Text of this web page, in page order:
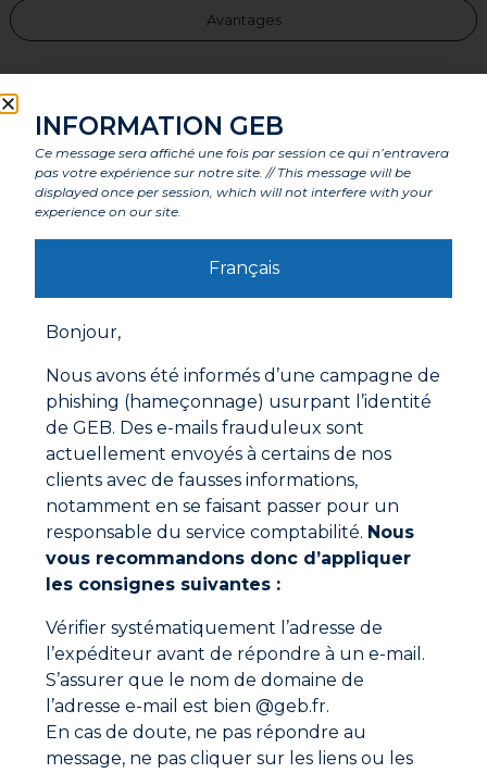
Avantages
Composants
Mode d'emploi
Nettoyer les raccords avec du rouleau d’atelier ou
de la laine d’acier.
Enduire les parties mâle et femelle à souder avec la
graisse décapante HAMPTON
Emboîter les deux parties à souder.
Chauffer le tube, afin que la température du métal
fonde la soudure.
Essuyer les surplus de flux avec un chiffon ou une
Pour une soudure au plomb, lisser celle-ci avec
STEAROX.
Si le jeu entre les raccords est très important, le
combler par un nouvel apport de soudure.
Documentations à télécharger
Fiche technique
Fiche de données de sécurité
INFORMATION GEB
Ce message sera affiché une fois par session ce qui n’entravera
pas votre expérience sur notre site. // This message will be
displayed once per session, which will not interfere with your
experience on our site.
Français
Bonjour,
Nous avons été informés d’une campagne de
phishing (hameçonnage) usurpant l’identité
de GEB. Des e-mails frauduleux sont
actuellement envoyés à certains de nos
clients avec de fausses informations,
notamment en se faisant passer pour un
responsable du service comptabilité. Nous
vous recommandons donc d’appliquer
les consignes suivantes :
Vérifier systématiquement l’adresse de
l’expéditeur avant de répondre à un e-mail.
S’assurer que le nom de domaine de
l’adresse e-mail est bien @geb.fr.
En cas de doute, ne pas répondre au
message, ne pas cliquer sur les liens ou les